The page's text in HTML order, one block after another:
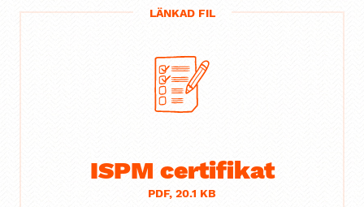
LÄNKAD FIL
ISPM certifikat
PDF, 20.1 KB